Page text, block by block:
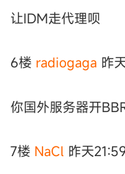
让IDM走代理呗
6楼 radiogaga 昨
你国外服务器开
7楼 NaCl 昨天